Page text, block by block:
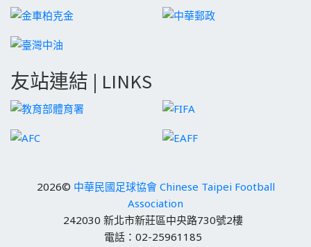
友站連結 | LINKS
2026© 中華民國足球協會 Chinese Taipei Football
Association
242030 新北市新莊區中央路730號2樓
電話：02-25961185